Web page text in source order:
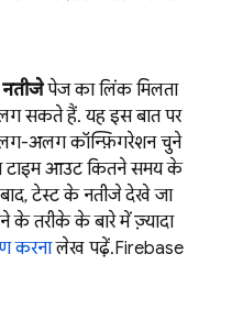
पेज का लिंक मिलता
सकते हैं. यह इस बात पर
अलग कॉन्फ़िगरेशन चुने
टाइम आउट कितने समय के
टेस्ट के नतीजे देखे जा
तरीके के बारे में ज़्यादा
करनालेख पढ़ें.Firebase